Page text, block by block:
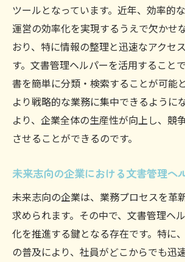
ツールとなっています。近年、効率的
運営の効率化を実現するうえで欠かせ
おり、特に情報の整理と迅速なアクセ
す。文書管理ヘルパーを活用すること
書を簡単に分類・検索することが可能
より戦略的な業務に集中できるように
より、企業全体の生産性が向上し、競
させることができるのです。
未来志向の企業における文書管理ヘ
未来志向の企業は、業務プロセスを革
求められます。その中で、文書管理ヘ
化を推進する鍵となる存在です。特に
の普及により、社員がどこからでも迅